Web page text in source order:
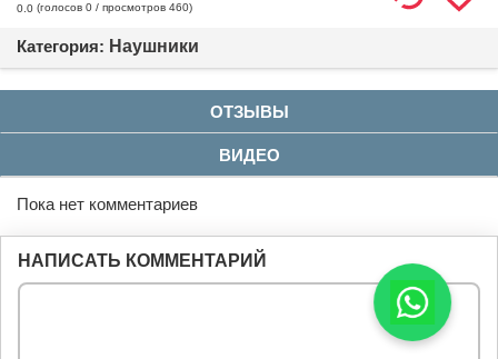
0.0 (голосов 0 / просмотров 460)
Категория: Наушники
ОТЗЫВЫ
ВИДЕО
Пока нет комментариев
НАПИСАТЬ КОММЕНТАРИЙ